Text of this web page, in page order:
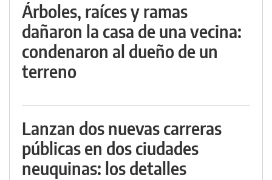
Árboles, raíces y ramas
dañaron la casa de una vecina:
condenaron al dueño de un
terreno
Lanzan dos nuevas carreras
públicas en dos ciudades
neuquinas: los detalles